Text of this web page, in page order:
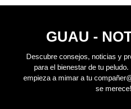
GUAU -
Descubre consejos, noticias y
para el bienestar de tu peludo.
empieza a mimar a tu
se merece!